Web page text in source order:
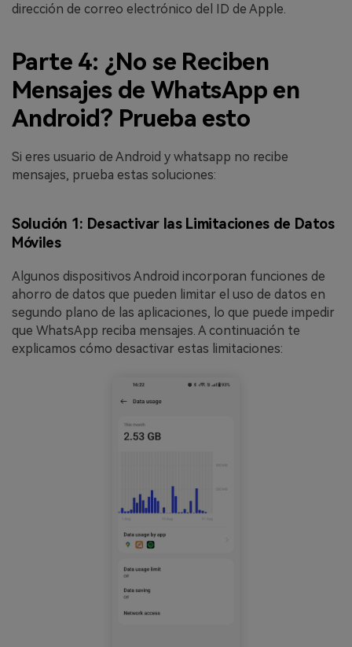
dirección de correo electrónico del ID de Apple.
Parte 4: ¿No se Reciben
Mensajes de WhatsApp en
Android? Prueba esto
Si eres usuario de Android y whatsapp no recibe
mensajes, prueba estas soluciones:
Solución 1: Desactivar las Limitaciones de Datos
Móviles
Algunos dispositivos Android incorporan funciones de
ahorro de datos que pueden limitar el uso de datos en
segundo plano de las aplicaciones, lo que puede impedir
que WhatsApp reciba mensajes. A continuación te
explicamos cómo desactivar estas limitaciones: